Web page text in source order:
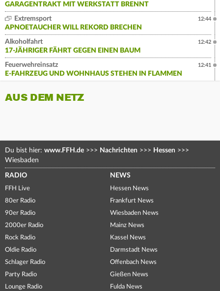
GARAGENTRAKT MIT WERKSTATT BRENNT
Extremsport
APNOETAUCHER WILL REKORD BRECHEN
12:44
Alkoholfahrt
17-JÄHRIGER FÄHRT GEGEN EINEN BAUM
12:42
Feuerwehreinsatz
E-FAHRZEUG UND WOHNHAUS STEHEN IN FLAMMEN
12:41
AUS DEM NETZ
Du bist hier: www.FFH.de >>> Nachrichten >>> Hessen >>>
Wiesbaden
RADIO
FFH Live
80er Radio
90er Radio
2000er Radio
Rock Radio
Oldie Radio
Schlager Radio
Party Radio
Lounge Radio
NEWS
Hessen News
Frankfurt News
Wiesbaden News
Mainz News
Kassel News
Darmstadt News
Offenbach News
Gießen News
Fulda News